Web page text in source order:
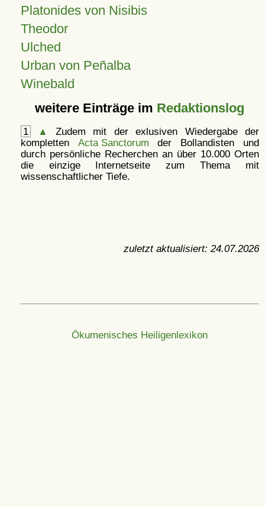
Platonides von Nisibis
Theodor
Ulched
Urban von Peñalba
Winebald
weitere Einträge im Redaktionslog
1 ▲
Zudem mit der exlusiven Wiedergabe der
kompletten Acta Sanctorum der Bollandisten und
durch persönliche Recherchen an über 10.000 Orten
die einzige Internetseite zum Thema mit
wissenschaftlicher Tiefe.
zuletzt aktualisiert: 24.07.2026
Ökumenisches Heiligenlexikon